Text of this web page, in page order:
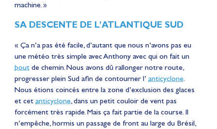
machine. »
SA DESCENTE DE L’ATLANTIQUE SUD
« Ça n’a pas été facile, d’autant que nous n’avons pas eu
une météo très simple avec Anthony avec qui on fait un
bout de chemin. Nous avons dû rallonger notre route,
progresser plein Sud afin de contourner l’ anticyclone.
Nous étions coincés entre la zone d’exclusion des glaces
et cet anticyclone, dans un petit couloir de vent pas
forcément très rapide. Mais ça fait partie de la course. Il
n’empêche, hormis un passage de front au large du Brésil,